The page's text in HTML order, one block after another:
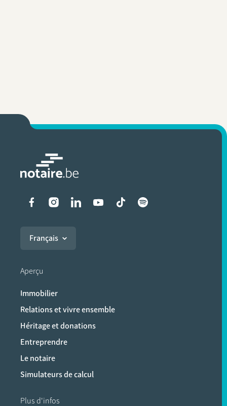
Liens vers les réseaux
Français
Aperçu
Immobilier
Relations et vivre ensemble
Héritage et donations
Entreprendre
Le notaire
Simulateurs de calcul
Plus d'infos